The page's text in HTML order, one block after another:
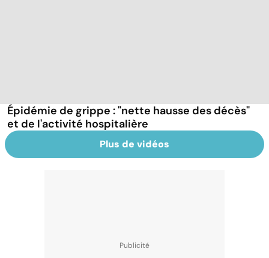
Épidémie de grippe : "nette hausse des décès"
et de l'activité hospitalière
Plus de vidéos